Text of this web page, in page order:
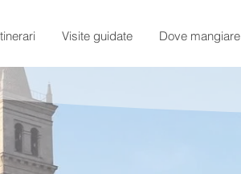
Visite guidate Dove mangiare